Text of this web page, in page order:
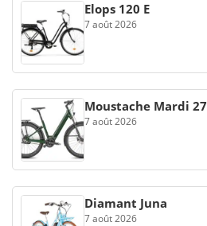
Elops 120 E
7 août 2026
Moustache Mardi 27
7 août 2026
Diamant Juna
7 août 2026